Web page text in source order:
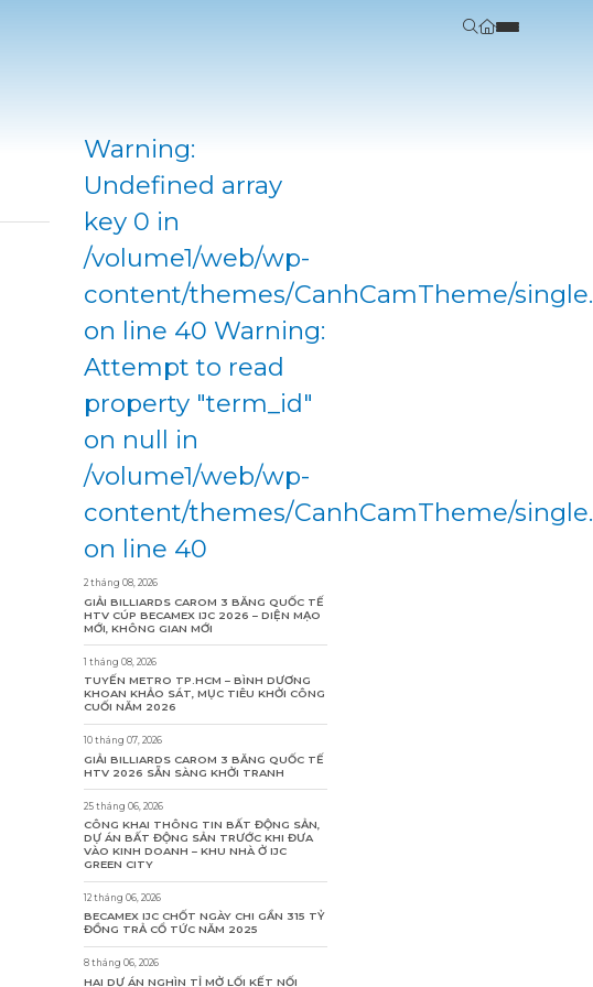
Warning:
Undefined array
key 0 in
/volume1/web/wp-
content/themes/CanhCamTheme/
on line 40 Warning:
Attempt to read
property "term_id"
on null in
/volume1/web/wp-
content/themes/CanhCamTheme/
on line 40
2 tháng 08, 2026
GIẢI BILLIARDS CAROM 3 BĂNG QUỐC TẾ
HTV CÚP BECAMEX IJC 2026 – DIỆN MẠO
MỚI, KHÔNG GIAN MỚI
1 tháng 08, 2026
TUYẾN METRO TP.HCM – BÌNH DƯƠNG
KHOAN KHẢO SÁT, MỤC TIÊU KHỞI CÔNG
CUỐI NĂM 2026
10 tháng 07, 2026
GIẢI BILLIARDS CAROM 3 BĂNG QUỐC TẾ
HTV 2026 SẴN SÀNG KHỞI TRANH
25 tháng 06, 2026
CÔNG KHAI THÔNG TIN BẤT ĐỘNG SẢN,
DỰ ÁN BẤT ĐỘNG SẢN TRƯỚC KHI ĐƯA
VÀO KINH DOANH – KHU NHÀ Ở IJC
GREEN CITY
12 tháng 06, 2026
BECAMEX IJC CHỐT NGÀY CHI GẦN 315 TỶ
ĐỒNG TRẢ CỔ TỨC NĂM 2025
8 tháng 06, 2026
HAI DỰ ÁN NGHÌN TỈ MỞ LỐI KẾT NỐI